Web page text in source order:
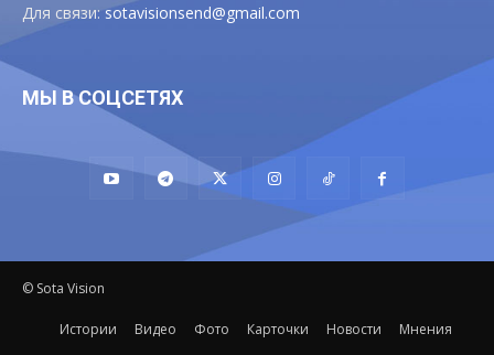
Для связи:sotavisionsend@gmail.com
МЫ В СОЦСЕТЯХ
© Sota Vision
Истории Видео Фото Карточки Новости Мнения